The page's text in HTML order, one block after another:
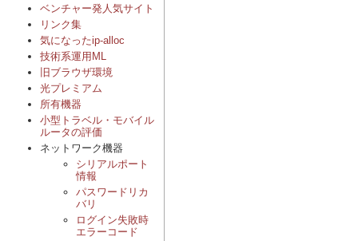
ベンチャー発人気サイト
リンク集
気になったip-alloc
技術系運用ML
旧ブラウザ環境
光プレミアム
所有機器
小型トラベル・モバイル
ルータの評価
ネットワーク機器
シリアルポート
情報
パスワードリカ
バリ
ログイン失敗時
エラーコード